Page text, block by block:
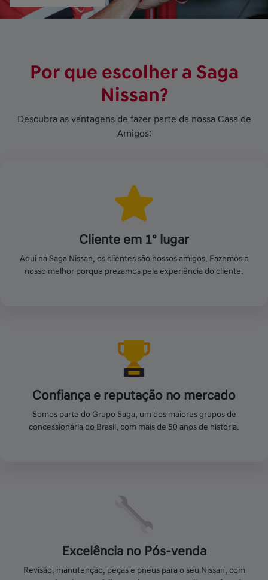
Por que escolher a Saga
Nissan?
Descubra as vantagens de fazer parte da nossa Casa de
Amigos:
Cliente em 1º lugar
Aqui na Saga Nissan, os clientes são nossos amigos. Fazemos o
nosso melhor porque prezamos pela experiência do cliente.
Confiança e reputação no mercado
Somos parte do Grupo Saga, um dos maiores grupos de
concessionária do Brasil, com mais de 50 anos de história.
Excelência no Pós-venda
Revisão, manutenção, peças e pneus para o seu Nissan, com